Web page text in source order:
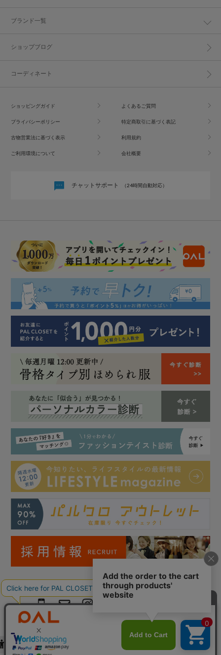
ブランド一覧
ショップブログ
コーディネート
ショッピングガイド よくあるご質問
プライバシーポリシー 特定商取引に基づく表記
古物営業法に基づく表示 利用規約
ご利用環境について 会社概要
チャットサポート （24時間自動対応）